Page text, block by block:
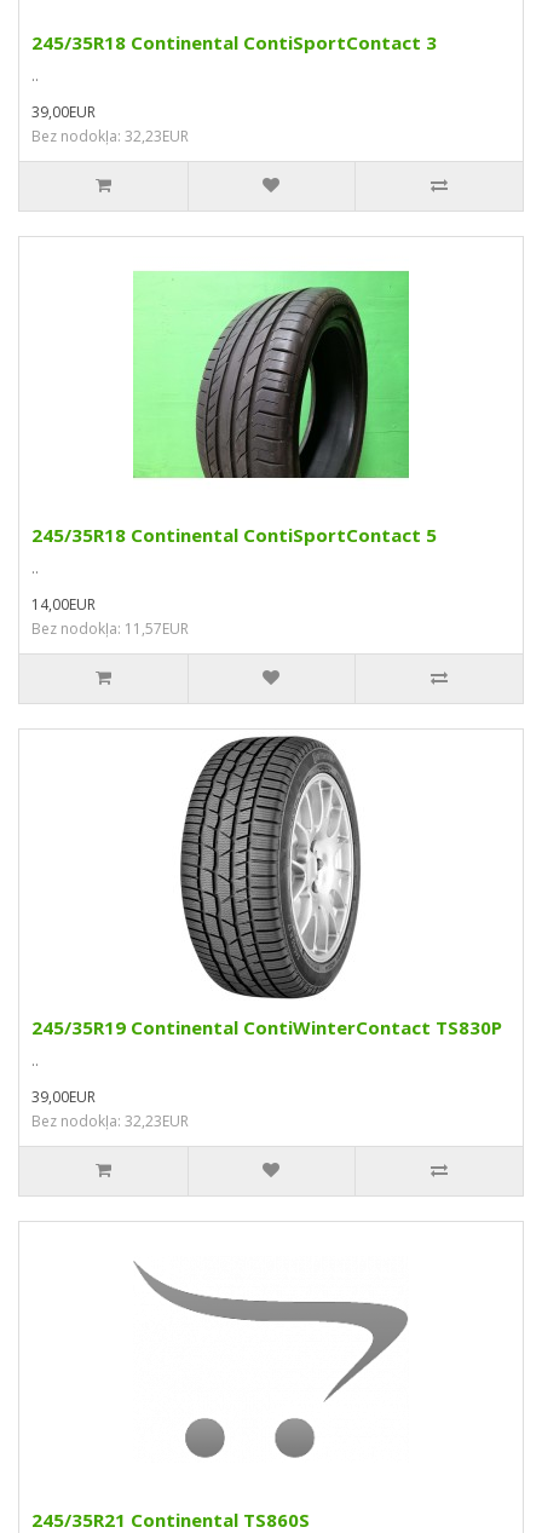
245/35R18 Continental ContiSportContact 3
..
39,00EUR
Bez nodokļa: 32,23EUR
245/35R18 Continental ContiSportContact 5
..
14,00EUR
Bez nodokļa: 11,57EUR
245/35R19 Continental ContiWinterContact TS830P
..
39,00EUR
Bez nodokļa: 32,23EUR
245/35R21 Continental TS860S